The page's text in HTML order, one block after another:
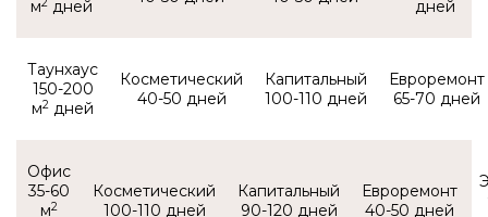
м
Таунхаус
150-200
м2 40-50 100-110 65-70
Офис
35-60
м2 100-110 90-120 40-50